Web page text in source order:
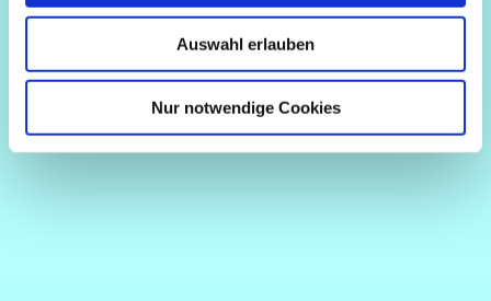
Auswahl erlauben
Nur notwendige Cookies